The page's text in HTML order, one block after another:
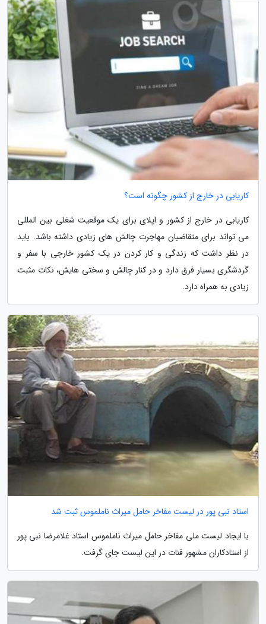
کاریابی در خارج از کشور چگونه است؟
کاریابی در خارج از کشور و اپلای برای یک موقعیت شغلی بین المللی
می تواند برای متقاضیان مهاجرت چالش های زیادی داشته باشد. باید
در نظر داشت که زندگی و کار کردن در یک کشور خارجی با سفر و
گردشگری بسیار فرق دارد و در کنار چالش و سختی هایش، نکات مثبت
زیادی به همراه دارد.
استاد نبی پور در لیست مفاخر حامل میراث ناملموس ثبت شد
با ایجاد لیست ملی مفاخر حامل میراث ناملموس استاد غلامرضا نبی پور
از استادکاران مشهور قنات در این لیست جای گرفت.